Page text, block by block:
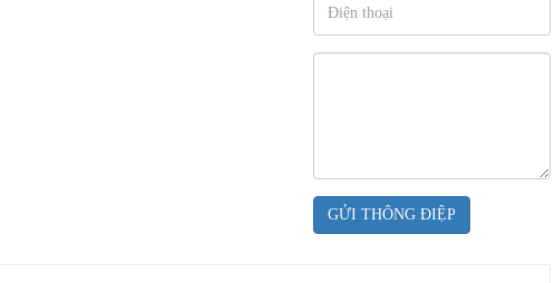
GỬI THÔNG ĐIỆP